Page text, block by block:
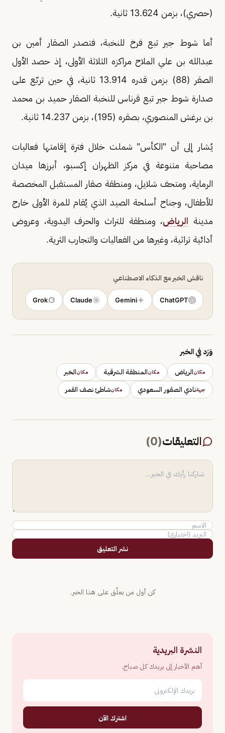
(حصري)، بزمن 13.624 ثانية.
أما شوط جير تبع فرخ للنخبة، فتصدر الصقار أمين بن
عبدالله بن علي الملاح مراكزه الثلاثة الأولى، إذ حصد الأول
الصقر (88) بزمن قدره 13.914 ثانية، في حين تربّع على
صدارة شوط جير تبع قرناس للنخبة الصقار حميد بن محمد
بن برغش المنصوري، بصقره (195)، بزمن 14.237 ثانية.
يُشار إلى أن "الكأس" شملت خلال فترة إقامتها فعاليات
مصاحبة متنوعة في مركز الظهران إكسبو، أبرزها ميدان
الرماية، ومتحف شلايل، ومنطقة صقار المستقبل المخصصة
للأطفال، وجناح أسلحة الصيد الذي يُقام للمرة الأولى خارج
مدينة الرياض، ومنطقة للتراث والحرف اليدوية، وعروض
أدائية تراثية، وغيرها من الفعاليات والتجارب الثرية.
ناقش الخبر مع الذكاء الاصطناعي
ChatGPT
Gemini
Claude
Grok
وَرَد في الخبر
مكانالرياض مكانالمنطقة الشرقية مكانالخبر
جهةنادي الصقور السعودي مكانشاطئ نصف القمر
التعليقات(
0
)
نشر التعليق
كن أول من يعلّق على هذا الخبر.
النشرة البريدية
أهم الأخبار إلى بريدك كل صباح.
اشترك الآن